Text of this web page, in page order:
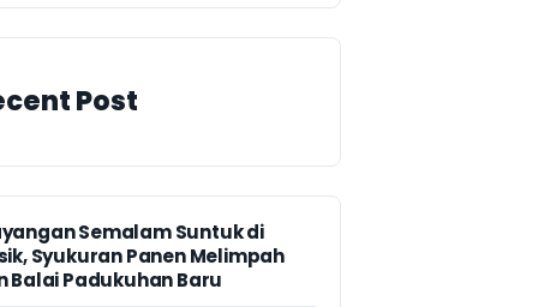
Post
Semalam Suntuk di
Syukuran Panen Melimpah
Balai Padukuhan Baru